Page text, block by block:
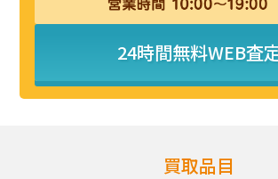
24時間無料WEB査
買取品目